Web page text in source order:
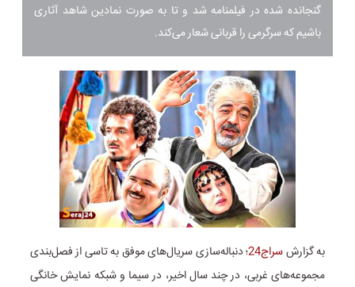
گنجانده شده در فیلمنامه شد و تا به صورت نمادین شاهد آثاری
باشیم که سرگرمی را قربانی شعار می‌کند.
به گزارشسراج24 ؛دنباله‌سازی سریال‌های موفق به تاسی از فصل‌بندی
مجموعه‌های غربی، در چند سال اخیر، در سیما و شبکه نمایش خانگی